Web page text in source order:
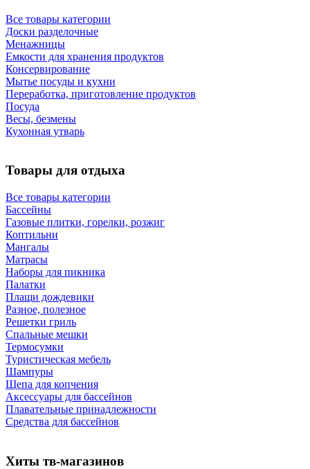
Все товары категории
Доски разделочные
Менажницы
Емкости для хранения продуктов
Консервирование
Мытье посуды и кухни
Переработка, приготовление продуктов
Посуда
Весы, безмены
Кухонная утварь
Товары для отдыха
Все товары категории
Бассейны
Газовые плитки, горелки, розжиг
Коптильни
Мангалы
Матрасы
Наборы для пикника
Палатки
Плащи дождевики
Разное, полезное
Решетки гриль
Спальные мешки
Термосумки
Туристическая мебель
Шампуры
Щепа для копчения
Аксессуары для бассейнов
Плавательные принадлежности
Средства для бассейнов
Хиты тв-магазинов